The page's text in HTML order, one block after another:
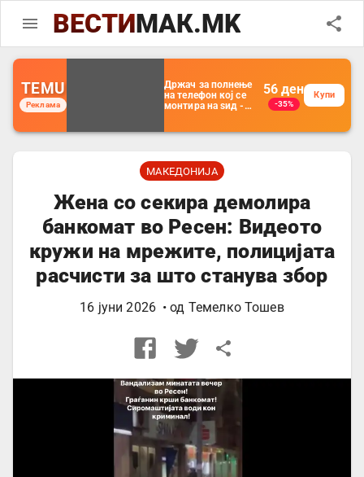
ВЕСТИМАК.MK
TEMU
Реклама
Држач за полнење
на телефон кој се
монтира на ѕид -
организатор за
далечински
управувач
56 ден
-35%
Купи
МАКЕДОНИЈА
Жена со секира демолира
банкомат во Ресен: Видеото
кружи на мрежите, полицијата
расчисти за што станува збор
16 јуни 2026 • од Темелко Тошев